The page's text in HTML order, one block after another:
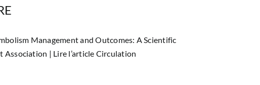
Management and Outcomes: A Scientific
Association | Lire l’article Circulation